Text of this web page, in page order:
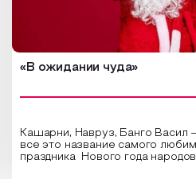
«В ожидании чуда»
Кашарни, Навруз, Банго Васил
все это название самого
праздника Нового года